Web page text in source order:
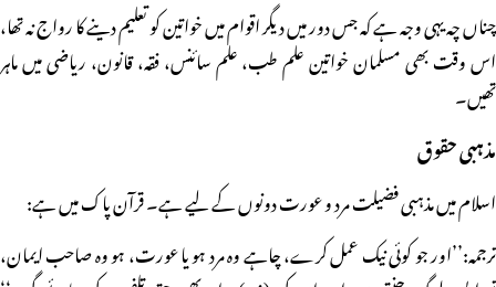
چناں چہ یہی وجہ ہے کہ جس دور میں دیگر اقوام میں خواتین کو تعلیم دینے کا رواج نہ تھا،
اس وقت بھی مسلمان خواتین علم طب، علم سائنس، فقہ، قانون، ریاضی میں ماہر
تھیں۔
مذہبی حقوق
اسلام میں مذہبی فضیلت مرد و عورت دونوں کے لیے ہے۔ قرآن پاک میں ہے:
ترجمہ:’’اور جو کوئی نیک عمل کرے، چاہے وہ مرد ہو یا عورت، ہو وہ صاحب ایمان،